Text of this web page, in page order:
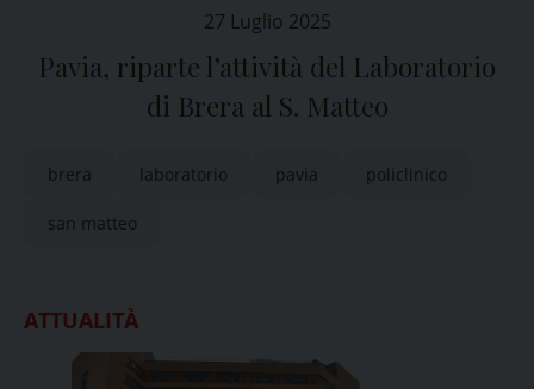
27 Luglio 2025
Pavia, riparte l’attività del Laboratorio
di Brera al S. Matteo
brera laboratorio pavia policlinico
san matteo
ATTUALITÀ